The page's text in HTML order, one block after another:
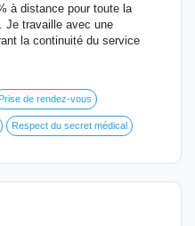
à distance pour toute la
Je travaille avec une
la continuité du service
Prise de rendez-vous
Respect du secret médical